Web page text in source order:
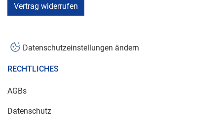
Vertrag widerrufen
Datenschutzeinstellungen ändern
RECHTLICHES
AGBs
Datenschutz